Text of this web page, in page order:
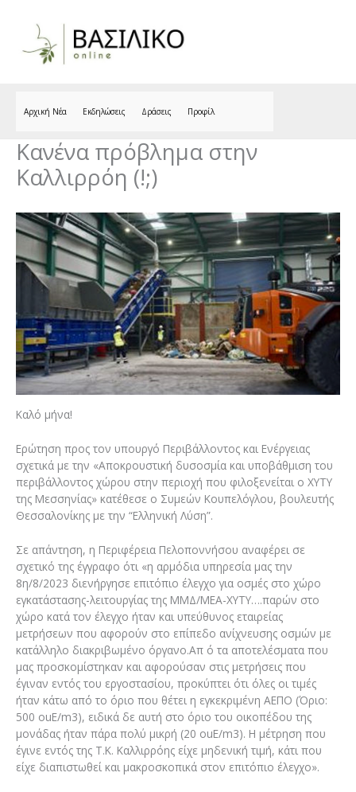
Αρχική Νέα Εκδηλώσεις Δράσεις Προφίλ
Κανένα πρόβλημα στην
Καλλιρρόη (!;)
Καλό μήνα!
Ερώτηση προς τον υπουργό Περιβάλλοντος και Ενέργειας
σχετικά με την «Αποκρουστική δυσοσμία και υποβάθμιση του
περιβάλλοντος χώρου στην περιοχή που φιλοξενείται ο ΧΥΤΥ
της Μεσσηνίας» κατέθεσε ο Συμεών Κουπελόγλου, βουλευτής
Θεσσαλονίκης με την “Ελληνική Λύση”.
Σε απάντηση, η Περιφέρεια Πελοποννήσου αναφέρει σε
σχετικό της έγγραφο ότι «η αρμόδια υπηρεσία μας την
8η/8/2023 διενήργησε επιτόπιο έλεγχο για οσμές στο χώρο
εγκατάστασης-λειτουργίας της ΜΜΔ/ΜΕΑ-ΧΥΤΥ….παρών στο
χώρο κατά τον έλεγχο ήταν και υπεύθυνος εταιρείας
μετρήσεων που αφορούν στο επίπεδο ανίχνευσης οσμών με
κατάλληλο διακριβωμένο όργανο.Απ ό τα αποτελέσματα που
μας προσκομίστηκαν και αφορούσαν στις μετρήσεις που
έγιναν εντός του εργοστασίου, προκύπτει ότι όλες οι τιμές
ήταν κάτω από το όριο που θέτει η εγκεκριμένη ΑΕΠΟ (Όριο:
500 ouE/m3), ειδικά δε αυτή στο όριο του οικοπέδου της
μονάδας ήταν πάρα πολύ μικρή (20 ouE/m3). Η μέτρηση που
έγινε εντός της Τ.Κ. Καλλιρρόης είχε μηδενική τιμή, κάτι που
είχε διαπιστωθεί και μακροσκοπικά στον επιτόπιο έλεγχο».